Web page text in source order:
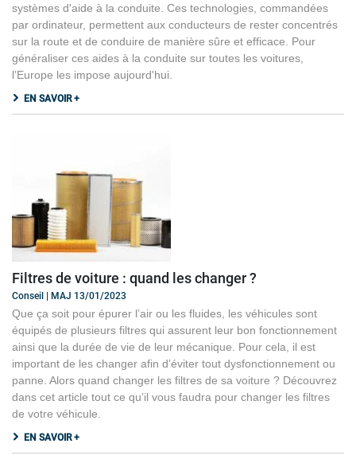
systèmes d'aide à la conduite. Ces technologies, commandées
par ordinateur, permettent aux conducteurs de rester concentrés
sur la route et de conduire de manière sûre et efficace. Pour
généraliser ces aides à la conduite sur toutes les voitures,
l’Europe les impose aujourd'hui.
EN SAVOIR +
Filtres de voiture : quand les changer ?
Conseil | MAJ 13/01/2023
Que ça soit pour épurer l’air ou les fluides, les véhicules sont
équipés de plusieurs filtres qui assurent leur bon fonctionnement
ainsi que la durée de vie de leur mécanique. Pour cela, il est
important de les changer afin d’éviter tout dysfonctionnement ou
panne. Alors quand changer les filtres de sa voiture ? Découvrez
dans cet article tout ce qu’il vous faudra pour changer les filtres
de votre véhicule.
EN SAVOIR +